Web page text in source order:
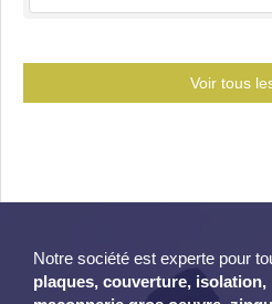
Voir tous
Notre société est experte pour
plaques, couverture,